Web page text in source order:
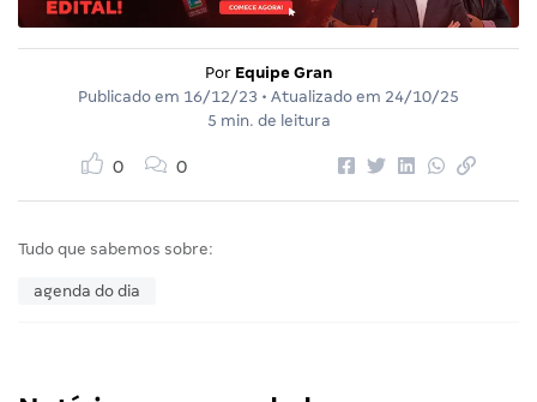
Por Equipe Gran
Publicado em 16/12/23 • Atualizado em 24/10/25
5 min. de leitura
0 0
Tudo que sabemos sobre:
agenda do dia